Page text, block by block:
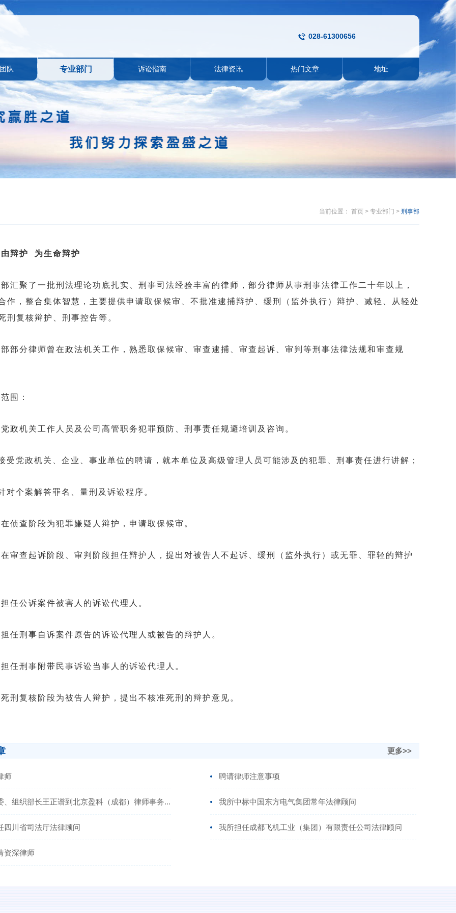
028-61300656
队 专业部门 诉讼指南 法律资讯 热门文章 地址
当前位置： 首页 > 专业部门 > 刑事部
辩护 为生命辩护
聚了一批刑法理论功底扎实、刑事司法经验丰富的律师，部分律师从事刑事法律工作二十年以上，
作，整合集体智慧，主要提供申请取保候审、不批准逮捕辩护、缓刑（监外执行）辩护、减轻、从轻处
刑复核辩护、刑事控告等。
分律师曾在政法机关工作，熟悉取保候审、审查逮捕、审查起诉、审判等刑事法律法规和审查规
：
机关工作人员及公司高管职务犯罪预防、刑事责任规避培训及咨询。
政机关、企业、事业单位的聘请，就本单位及高级管理人员可能涉及的犯罪、刑事责任进行讲解；
案解答罪名、量刑及诉讼程序。
查阶段为犯罪嫌疑人辩护，申请取保候审。
查起诉阶段、审判阶段担任辩护人，提出对被告人不起诉、缓刑（监外执行）或无罪、罪轻的辩护
公诉案件被害人的诉讼代理人。
刑事自诉案件原告的诉讼代理人或被告的辩护人。
刑事附带民事诉讼当事人的诉讼代理人。
复核阶段为被告人辩护，提出不核准死刑的辩护意见。
更多>>
师
、组织部长王正谱到北京盈科（成都）律师事务...
四川省司法厅法律顾问
资深律师
聘请律师注意事项
我所中标中国东方电气集团常年法律顾问
我所担任成都飞机工业（集团）有限责任公司法律顾问